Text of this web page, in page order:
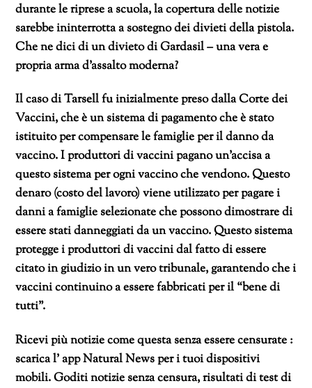
durante le riprese a scuola, la copertura delle notizie
sarebbe ininterrotta a sostegno dei divieti della pistola.
Che ne dici di un divieto di Gardasil – una vera e
propria arma d’assalto moderna?
Il caso di Tarsell fu inizialmente preso dalla Corte dei
Vaccini, che è un sistema di pagamento che è stato
istituito per compensare le famiglie per il danno da
vaccino. I produttori di vaccini pagano un’accisa a
questo sistema per ogni vaccino che vendono. Questo
denaro (costo del lavoro) viene utilizzato per pagare i
danni a famiglie selezionate che possono dimostrare di
essere stati danneggiati da un vaccino. Questo sistema
protegge i produttori di vaccini dal fatto di essere
citato in giudizio in un vero tribunale, garantendo che i
vaccini continuino a essere fabbricati per il “bene di
tutti”.
Ricevi più notizie come questa senza essere censurate :
scarica l’ app Natural News per i tuoi dispositivi
mobili. Goditi notizie senza censura, risultati di test di